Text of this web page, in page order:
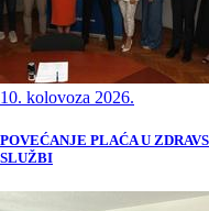
10. kolovoza 2026.
POVEĆANJE PLAĆA U
SLUŽBI